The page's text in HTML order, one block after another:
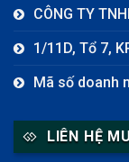
CÔNG TY
1/11D, Tổ 7,
Mã số doanh
LIÊN HỆ